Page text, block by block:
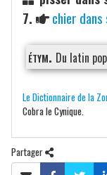
7. chier
étym. Du latin
Le Dictionnaire de la
Cobra le Cynique.
Partager